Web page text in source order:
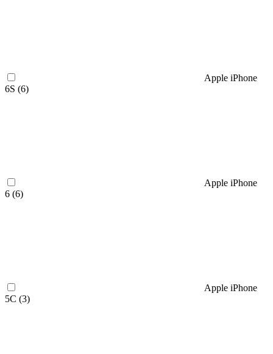
Apple iPhone
6S (6)
Apple iPhone
6 (6)
Apple iPhone
5C (3)